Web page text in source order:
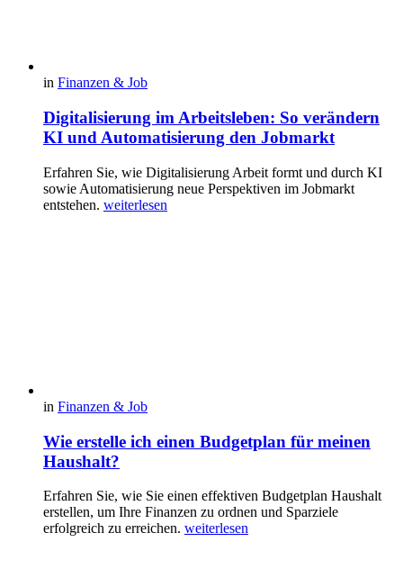
in Finanzen & Job
Digitalisierung im Arbeitsleben: So verändern
KI und Automatisierung den Jobmarkt
Erfahren Sie, wie Digitalisierung Arbeit formt und durch KI
sowie Automatisierung neue Perspektiven im Jobmarkt
entstehen. weiterlesen
in Finanzen & Job
Wie erstelle ich einen Budgetplan für meinen
Haushalt?
Erfahren Sie, wie Sie einen effektiven Budgetplan Haushalt
erstellen, um Ihre Finanzen zu ordnen und Sparziele
erfolgreich zu erreichen. weiterlesen